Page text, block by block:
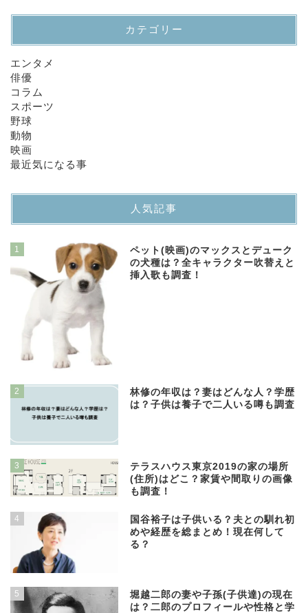
カテゴリー
エンタメ
俳優
コラム
スポーツ
野球
動物
映画
最近気になる事
人気記事
1
ペット(映画)のマックスとデューク
の犬種は？全キャラクター吹替えと
挿入歌も調査！
2
林修の年収は？妻はどんな人？学歴
は？子供は養子で二人いる噂も調査
3
テラスハウス東京2019の家の場所
(住所)はどこ？家賃や間取りの画像
も調査！
4
国谷裕子は子供いる？夫との馴れ初
めや経歴を総まとめ！現在何して
る？
5
堀越二郎の妻や子孫(子供達)の現在
は？二郎のプロフィールや性格と学